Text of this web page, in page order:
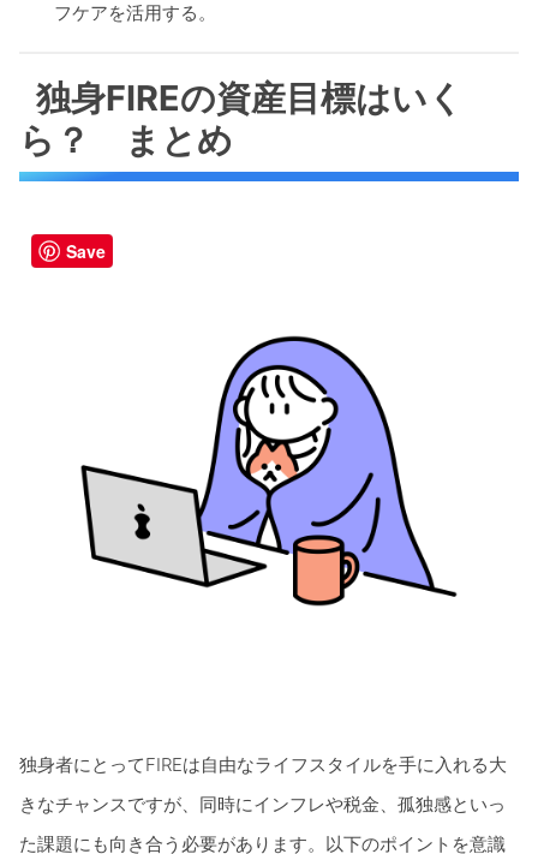
フケアを活用する。
独身FIREの資産目標はいく
ら？ まとめ
独身者にとってFIREは自由なライフスタイルを手に入れる大
きなチャンスですが、同時にインフレや税金、孤独感といっ
た課題にも向き合う必要があります。以下のポイントを意識
Save